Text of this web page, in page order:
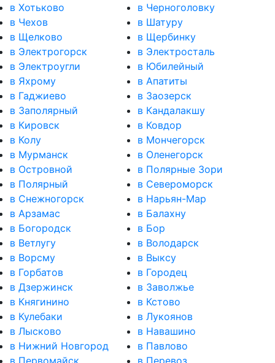
в Хотьково
в Черноголовку
в Чехов
в Шатуру
в Щелково
в Щербинку
в Электрогорск
в Электросталь
в Электроугли
в Юбилейный
в Яхрому
в Апатиты
в Гаджиево
в Заозерск
в Заполярный
в Кандалакшу
в Кировск
в Ковдор
в Колу
в Мончегорск
в Мурманск
в Оленегорск
в Островной
в Полярные Зори
в Полярный
в Североморск
в Снежногорск
в Нарьян-Мар
в Арзамас
в Балахну
в Богородск
в Бор
в Ветлугу
в Володарск
в Ворсму
в Выксу
в Горбатов
в Городец
в Дзержинск
в Заволжье
в Княгинино
в Кстово
в Кулебаки
в Лукоянов
в Лысково
в Навашино
в Нижний Новгород
в Павлово